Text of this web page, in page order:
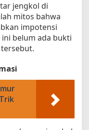
jengkol di
mitos bahwa
impotensi
belum ada bukti